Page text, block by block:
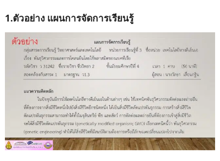
1.ตัวอย่าง แผนการจัดการเรียนรู้